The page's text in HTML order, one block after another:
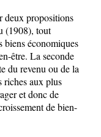
deux propositions
(1908), tout
biens économiques
être. La seconde
du revenu ou de la
riches aux plus
et donc de
de bien-